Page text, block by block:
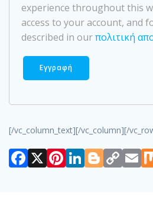
experience throughout this
access to your account, and
described in ourπολιτική
Εγγραφή
[/vc_column_text][/vc_column][/
Facebook
X Pinterest